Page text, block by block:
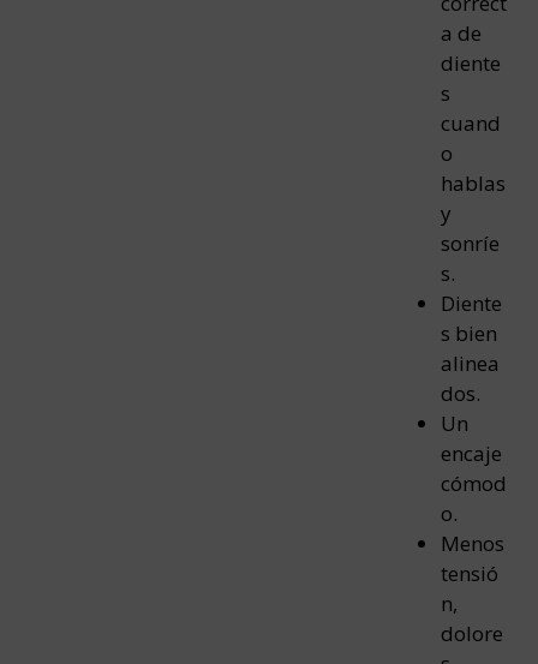
a de
diente
s
cuand
o
hablas
y
sonríe
s.
Diente
s bien
alinea
dos.
Un
encaje
cómod
o.
Menos
tensió
n,
dolore